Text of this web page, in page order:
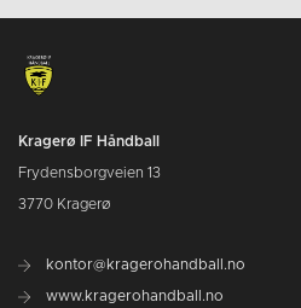
Kragerø IF Håndball
Frydensborgveien 13
3770 Kragerø
kontor@kragerohandball.no
www.kragerohandball.no